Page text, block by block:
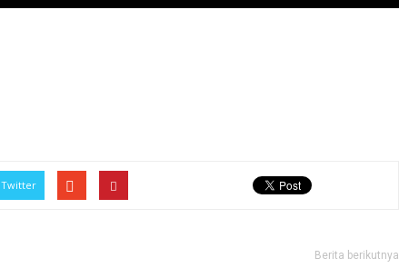
Twitter
Berita berikutnya